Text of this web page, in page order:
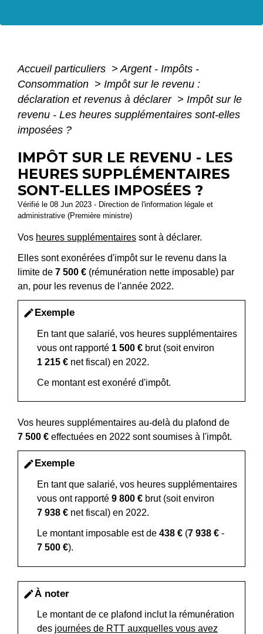
Accueil particuliers > Argent - Impôts -
Consommation > Impôt sur le revenu :
déclaration et revenus à déclarer > Impôt sur le
revenu - Les heures supplémentaires sont-elles
imposées ?
IMPÔT SUR LE REVENU - LES
HEURES SUPPLÉMENTAIRES
SONT-ELLES IMPOSÉES ?
Vérifié le 08 Jun 2023 - Direction de l'information légale et
administrative (Première ministre)
Vos heures supplémentaires sont à déclarer.
Elles sont exonérées d'impôt sur le revenu dans la
limite de 7 500 € (rémunération nette imposable) par
an, pour les revenus de l'année 2022.
editExemple
En tant que salarié, vos heures supplémentaires
vous ont rapporté 1 500 € brut (soit environ
1 215 € net fiscal) en 2022.
Ce montant est exonéré d'impôt.
Vos heures supplémentaires au-delà du plafond de
7 500 € effectuées en 2022 sont soumises à l'impôt.
edit Exemple
En tant que salarié, vos heures supplémentaires
vous ont rapporté 9 800 € brut (soit environ
7 938 € net fiscal) en 2022.
Le montant imposable est de 438 € (7 938 € -
7 500 €).
editÀ noter
Le montant de ce plafond inclut la rémunération
des journées de RTT auxquelles vous avez